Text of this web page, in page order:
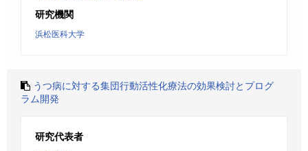
研究機関
浜松医科大学
うつ病に対する集団行動活性化療法の効果検討とプログ
ラム開発
研究代表者